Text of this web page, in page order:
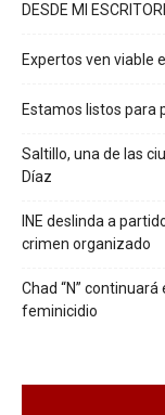
DESDE MI
Expertos ven viable
Estamos listos para
Saltillo, una de las
Díaz
INE deslinda a
crimen organizado
Chad “N”
feminicidio